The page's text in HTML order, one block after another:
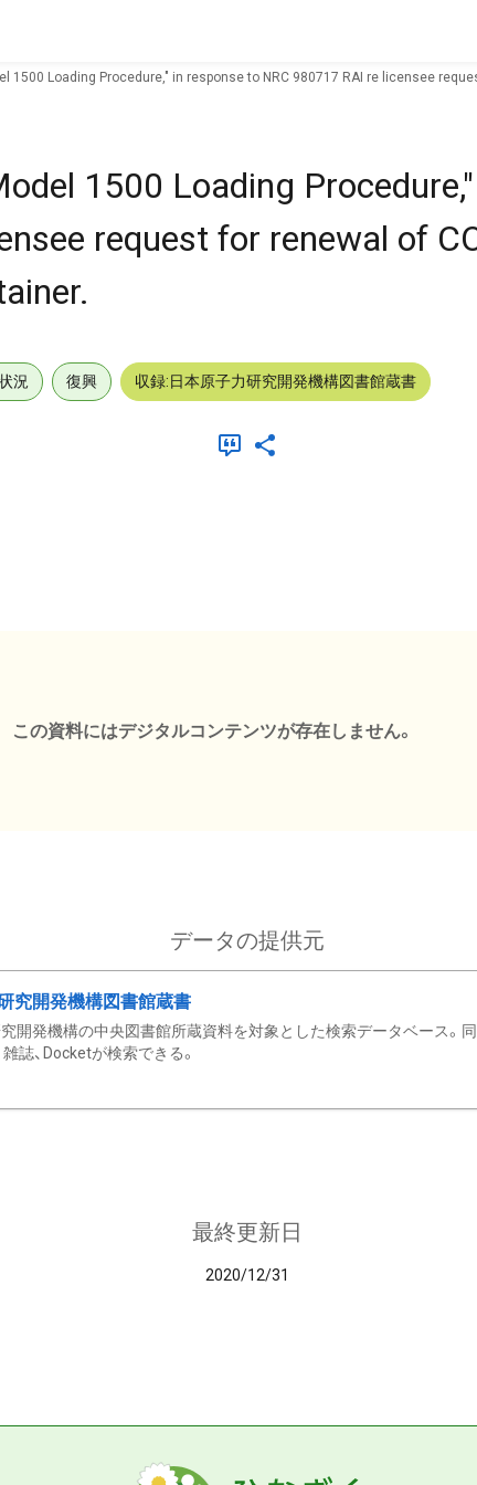
1500 Loading Procedure," in response to NRC 980717 RAI re licensee
1500 Loading
request for renewal of
況 復興 収録:日本原子力研究開発機構図書館蔵書
この資料にはデジタルコンテンツが存在しません。
データの提供元
究開発機構図書館蔵書
開発機構の中央図書館所蔵資料を対象とした検索データベース。
雑誌、Docketが検索できる。
最終更新日
2020/12/31